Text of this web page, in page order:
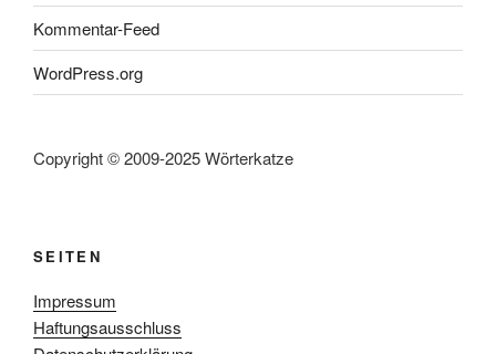
Kommentar-Feed
WordPress.org
Copyright © 2009-2025 Wörterkatze
SEITEN
Impressum
Haftungsausschluss